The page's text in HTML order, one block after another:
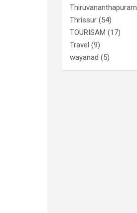
Thiruvananthapuram
Thrissur (54)
TOURISAM (17)
Travel (9)
wayanad (5)